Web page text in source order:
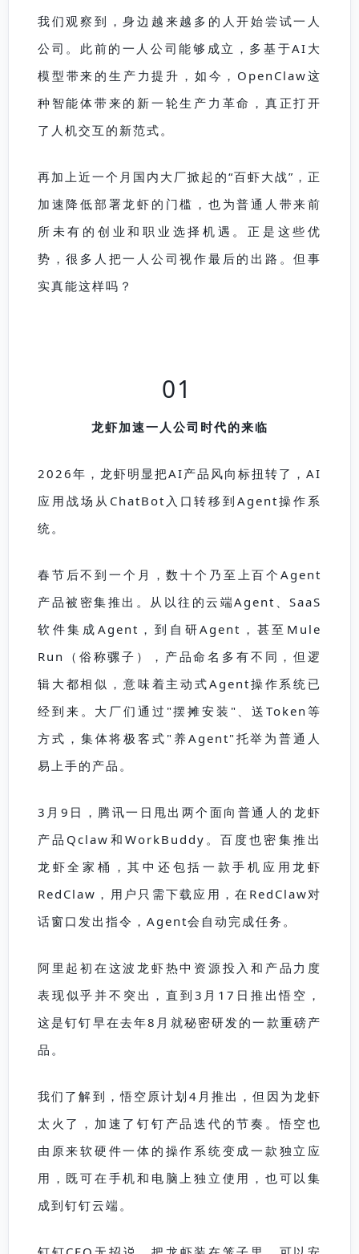
我们观察到，身边越来越多的人开始尝试一人
公司。此前的一人公司能够成立，多基于AI大
模型带来的生产力提升，如今，OpenClaw这
种智能体带来的新一轮生产力革命，真正打开
了人机交互的新范式。
再加上近一个月国内大厂掀起的“百虾大战”，正
加速降低部署龙虾的门槛，也为普通人带来前
所未有的创业和职业选择机遇。正是这些优
势，很多人把一人公司视作最后的出路。但事
实真能这样吗？
01
龙虾加速一人公司时代的来临
2026年，龙虾明显把AI产品风向标扭转了，AI
应用战场从ChatBot入口转移到Agent操作系
统。
春节后不到一个月，数十个乃至上百个Agent
产品被密集推出。从以往的云端Agent、SaaS
软件集成Agent，到自研Agent，甚至Mule
Run（俗称骡子），产品命名多有不同，但逻
辑大都相似，意味着主动式Agent操作系统已
经到来。大厂们通过"摆摊安装"、送Token等
方式，集体将极客式"养Agent"托举为普通人
易上手的产品。
3月9日，腾讯一日甩出两个面向普通人的龙虾
产品Qclaw和WorkBuddy。百度也密集推出
龙虾全家桶，其中还包括一款手机应用龙虾
RedClaw，用户只需下载应用，在RedClaw对
话窗口发出指令，Agent会自动完成任务。
阿里起初在这波龙虾热中资源投入和产品力度
表现似乎并不突出，直到3月17日推出悟空，
这是钉钉早在去年8月就秘密研发的一款重磅产
品。
我们了解到，悟空原计划4月推出，但因为龙虾
太火了，加速了钉钉产品迭代的节奏。悟空也
由原来软硬件一体的操作系统变成一款独立应
用，既可在手机和电脑上独立使用，也可以集
成到钉钉云端。